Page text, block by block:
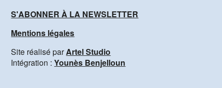
S'ABONNER À LA NEWSLETTER
Mentions légales
Site réalisé parArtel Studio
Intégration :Younès Benjelloun